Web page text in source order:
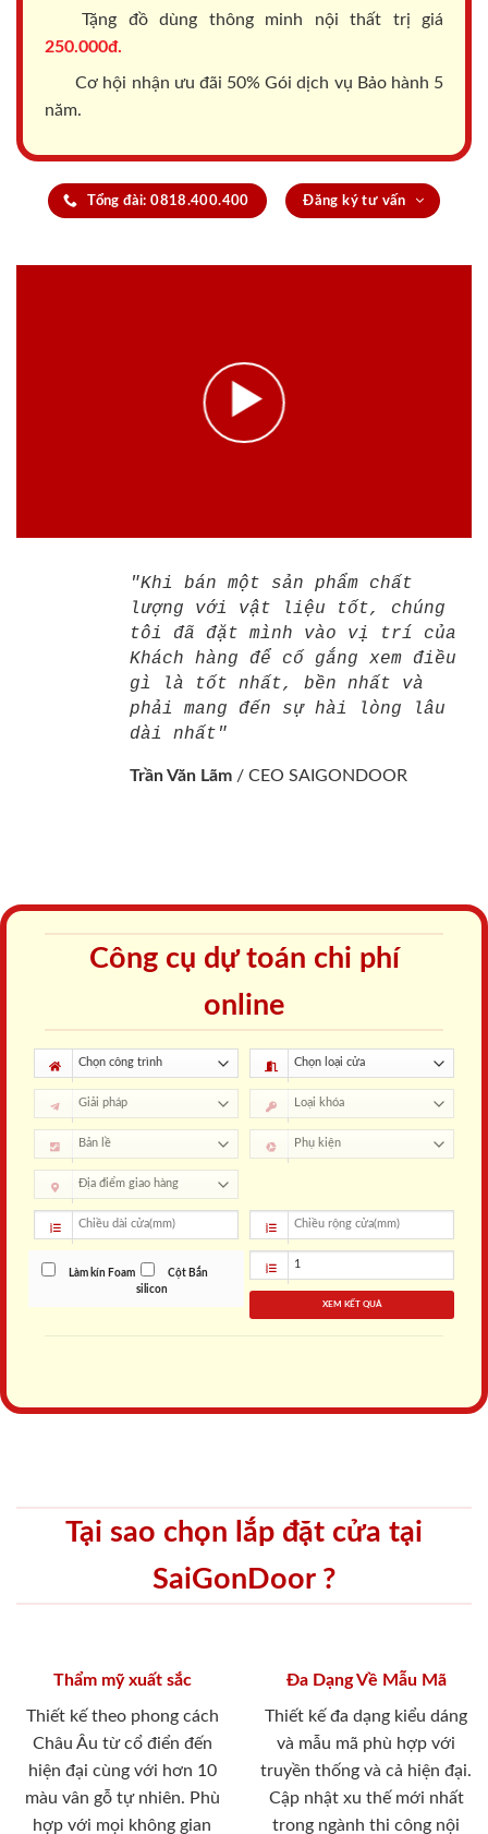
Tặng đồ dùng thông minh nội thất trị giá
250.000đ.
Cơ hội nhận ưu đãi 50% Gói dịch vụ Bảo hành 5
năm.
Tổng đài: 0818.400.400 Đăng ký tư vấn
"Khi bán một sản phẩm chất
lượng với vật liệu tốt, chúng
tôi đã đặt mình vào vị trí của
Khách hàng để cố gắng xem điều
gì là tốt nhất, bền nhất và
phải mang đến sự hài lòng lâu
dài nhất"
Trần Văn Lãm / CEO SAIGONDOOR
Công cụ dự toán chi phí
online
Làm kín Foam
Cột Bắn
silicon
XEM KẾT QUẢ
Tại sao chọn lắp đặt cửa tại
SaiGonDoor ?
Thẩm mỹ xuất sắc
Thiết kế theo phong cách
Châu Âu từ cổ điển đến
hiện đại cùng với hơn 10
màu vân gỗ tự nhiên. Phù
hợp với mọi không gian
Đa Dạng Về Mẫu Mã
Thiết kế đa dạng kiểu dáng
và mẫu mã phù hợp với
truyền thống và cả hiện đại.
Cập nhật xu thế mới nhất
trong ngành thi công nội